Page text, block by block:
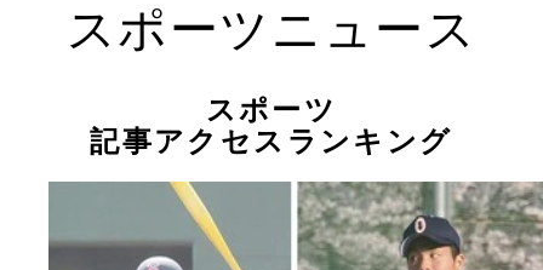
スポーツニュース
スポーツ
記事アクセスランキング